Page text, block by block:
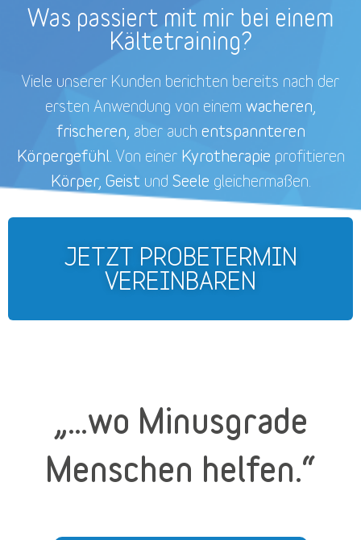
Was passiert mit mir bei einem
Kältetraining?
Viele unserer Kunden berichten bereits nach der
ersten Anwendung von einem wacheren,
frischeren, aber auch entspannteren
Körpergefühl. Von einer Kyrotherapie profitieren
Körper, Geistund Seele gleichermaßen.
JETZT PROBETERMIN
VEREINBAREN
„…wo Minusgrade
Menschen helfen.“